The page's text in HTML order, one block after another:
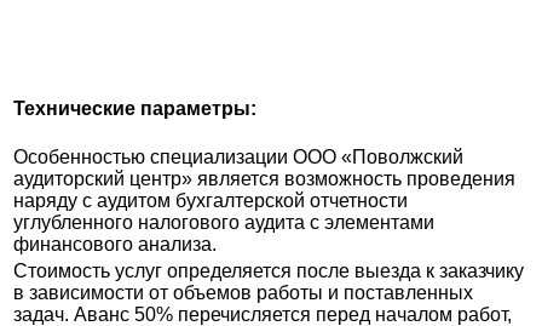
Технические параметры:
Особенностью специализации ООО «Поволжский
аудиторский центр» является возможность проведения
наряду с аудитом бухгалтерской отчетности
углубленного налогового аудита с элементами
финансового анализа.
Стоимость услуг определяется после выезда к заказчику
в зависимости от объемов работы и поставленных
задач. Аванс 50% перечисляется перед началом работ,